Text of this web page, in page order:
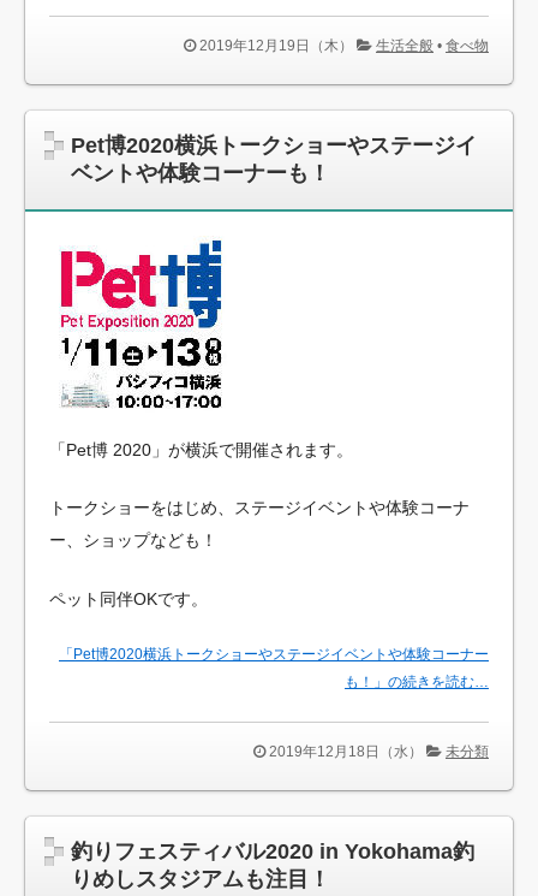
2019年12月19日（木） 生活全般 • 食べ物
Pet博2020横浜トークショーやステージイ
ベントや体験コーナーも！
「Pet博 2020」が横浜で開催されます。
トークショーをはじめ、ステージイベントや体験コーナ
ー、ショップなども！
ペット同伴OKです。
「Pet博2020横浜トークショーやステージイベントや体験コーナー
も！」の続きを読む…
2019年12月18日（水） 未分類
釣りフェスティバル2020 in Yokohama釣
りめしスタジアムも注目！